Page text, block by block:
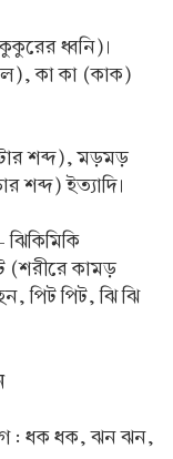
ধ্বনি)।
কা কা (কাক)
শব্দ), মড়মড়
শব্দ) ইত্যাদি।
(শরীরে কামড়
পিট পিট, ঝি ঝি
: ধক ধক, ঝন ঝন,